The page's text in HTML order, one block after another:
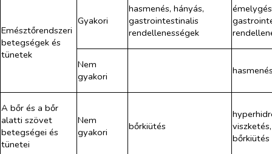
Emésztőrendszeri
betegségek és
tünetek
Gyakori
hasmenés, hányás,
gastrointestinalis
rendellenességek
Nem
gyakori
A bőr és a bőr
alatti szövet
betegségei és
tünetei
Nem
gyakori
bőrkiütés
viszketés,
bőrkiütés